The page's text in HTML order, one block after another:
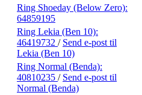
Ring Shoeday (Below Zero):
64859195
Ring Lekia (Ben 10):
46419732 / Send e-post til
Lekia (Ben 10)
Ring Normal (Benda):
40810235 / Send e-post til
Normal (Benda)